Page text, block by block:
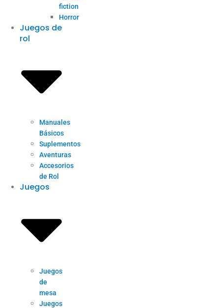
fiction
Horror
Juegos de
rol
Manuales
Básicos
Suplementos
Aventuras
Accesorios
de Rol
Juegos
Juegos
de
mesa
Juegos